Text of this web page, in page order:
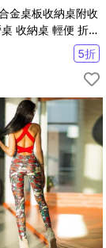
金桌板收納桌附收
收納桌 輕便 折疊
5折